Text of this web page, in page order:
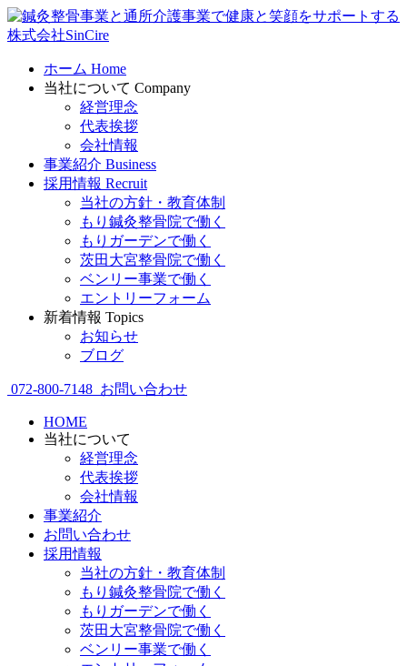
ホーム Home
当社について Company
経営理念
代表挨拶
会社情報
事業紹介 Business
採用情報 Recruit
当社の方針・教育体制
もり鍼灸整骨院で働く
もりガーデンで働く
茨田大宮整骨院で働く
ベンリー事業で働く
エントリーフォーム
新着情報 Topics
お知らせ
ブログ
072-800-7148 お問い合わせ
HOME
当社について
経営理念
代表挨拶
会社情報
事業紹介
お問い合わせ
採用情報
当社の方針・教育体制
もり鍼灸整骨院で働く
もりガーデンで働く
茨田大宮整骨院で働く
ベンリー事業で働く